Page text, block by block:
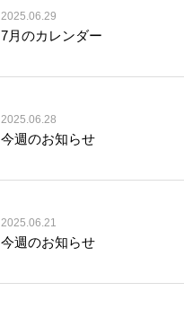
2025.06.29
7月のカレンダー
2025.06.28
今週のお知らせ
2025.06.21
今週のお知らせ